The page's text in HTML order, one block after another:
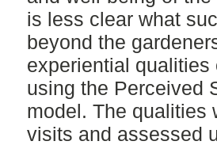
is less clear what
beyond the
experiential qualities
using the Perceived
model. The qualities
visits and assessed